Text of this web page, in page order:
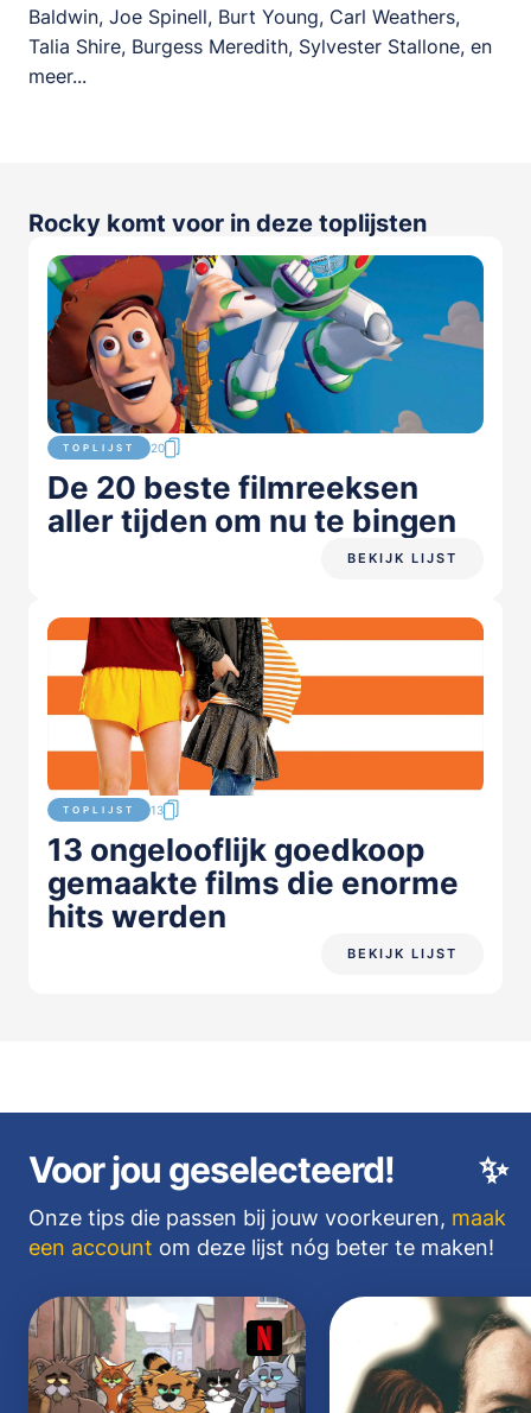
Baldwin, Joe Spinell, Burt Young, Carl Weathers,
Talia Shire, Burgess Meredith, Sylvester Stallone, en
meer...
Rocky komt voor in deze toplijsten
TOPLIJST 20
De 20 beste filmreeksen
aller tijden om nu te bingen
BEKIJK LIJST
TOPLIJST 13
13 ongelooflijk goedkoop
gemaakte films die enorme
hits werden
BEKIJK LIJST
✨
Voor jou geselecteerd!
Onze tips die passen bij jouw voorkeuren, maak
een account om deze lijst nóg beter te maken!